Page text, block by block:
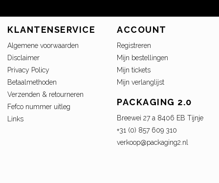
KLANTENSERVICE
Algemene voorwaarden
Disclaimer
Privacy Policy
Betaalmethoden
Verzenden & retourneren
Fefco nummer uitleg
Links
ACCOUNT
Registreren
Mijn bestellingen
Mijn tickets
Mijn verlanglijst
PACKAGING 2.0
Breewei 27 a 8406 EB Tijnje
+31 (0) 857 609 310
verkoop@packaging2.nl